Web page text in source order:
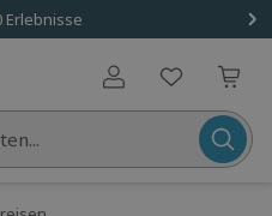
Erlebnisse
Benutzerkonto